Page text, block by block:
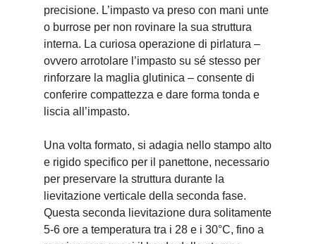
precisione. L’impasto va preso con mani unte
o burrose per non rovinare la sua struttura
interna. La curiosa operazione di pirlatura –
ovvero arrotolare l’impasto su sé stesso per
rinforzare la maglia glutinica – consente di
conferire compattezza e dare forma tonda e
liscia all’impasto.
Una volta formato, si adagia nello stampo alto
e rigido specifico per il panettone, necessario
per preservare la struttura durante la
lievitazione verticale della seconda fase.
Questa seconda lievitazione dura solitamente
5-6 ore a temperatura tra i 28 e i 30°C, fino a